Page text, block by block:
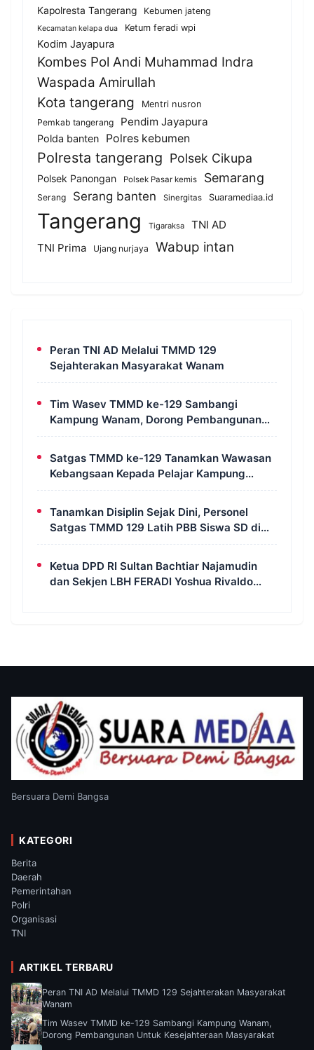
Kapolresta Tangerang Kebumen jateng
Kecamatan kelapa dua Ketum feradi wpi
Kodim Jayapura
Kombes Pol Andi Muhammad Indra
Waspada Amirullah
Kota tangerang
Mentri nusron
Pemkab tangerang
Pendim Jayapura
Polda banten Polres kebumen
Polresta tangerang Polsek Cikupa
Polsek Panongan Polsek Pasar kemis Semarang
Serang Serang banten Sinergitas Suaramediaa.id
Tangerang Tigaraksa
TNI AD
TNI Prima
Ujang nurjaya Wabup intan
Peran TNI AD Melalui TMMD 129
Sejahterakan Masyarakat Wanam
Tim Wasev TMMD ke-129 Sambangi
Kampung Wanam, Dorong Pembangunan
Untuk Kesejahteraan Masyarakat
Satgas TMMD ke-129 Tanamkan Wawasan
Kebangsaan Kepada Pelajar Kampung
Wanam Merauke
Tanamkan Disiplin Sejak Dini, Personel
Satgas TMMD 129 Latih PBB Siswa SD di
Kampung Wanam
Ketua DPD RI Sultan Bachtiar Najamudin
dan Sekjen LBH FERADI Yoshua Rivaldo
Bersuara Demi Bangsa
KATEGORI
Berita
Daerah
Pemerintahan
Polri
Organisasi
TNI
ARTIKEL TERBARU
Peran TNI AD Melalui TMMD 129 Sejahterakan Masyarakat
Wanam
Tim Wasev TMMD ke-129 Sambangi Kampung Wanam,
Dorong Pembangunan Untuk Kesejahteraan Masyarakat